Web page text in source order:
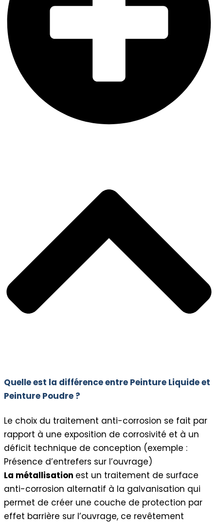
Quelle est la différence entre Peinture Liquide et
Peinture Poudre ?
Le choix du traitement anti-corrosion se fait par
rapport à une exposition de corrosivité et à un
déficit technique de conception (exemple :
Présence d’entrefers sur l’ouvrage)
La métallisation est un traitement de surface
anti-corrosion alternatif à la galvanisation qui
permet de créer une couche de protection par
effet barrière sur l’ouvrage, ce revêtement